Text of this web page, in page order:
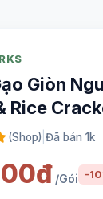
Giòn
Rice
(Shop) Đã bán 1k
/Gói -